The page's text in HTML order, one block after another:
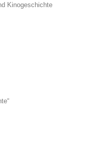
Kinogeschichte